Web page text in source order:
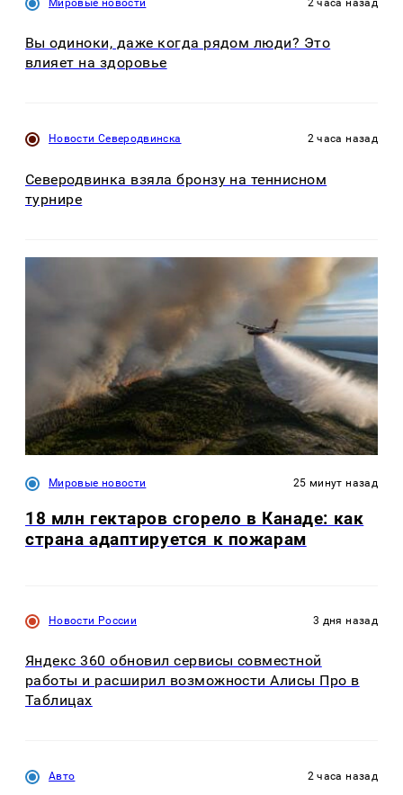
Мировые новости 2 часа назад
Вы одиноки, даже когда рядом люди? Это
влияет на здоровье
Новости Северодвинска 2 часа назад
Северодвинка взяла бронзу на теннисном
турнире
Мировые новости 25 минут назад
18 млн гектаров сгорело в Канаде: как
страна адаптируется к пожарам
Новости России 3 дня назад
Яндекс 360 обновил сервисы совместной
работы и расширил возможности Алисы Про в
Таблицах
Авто 2 часа назад